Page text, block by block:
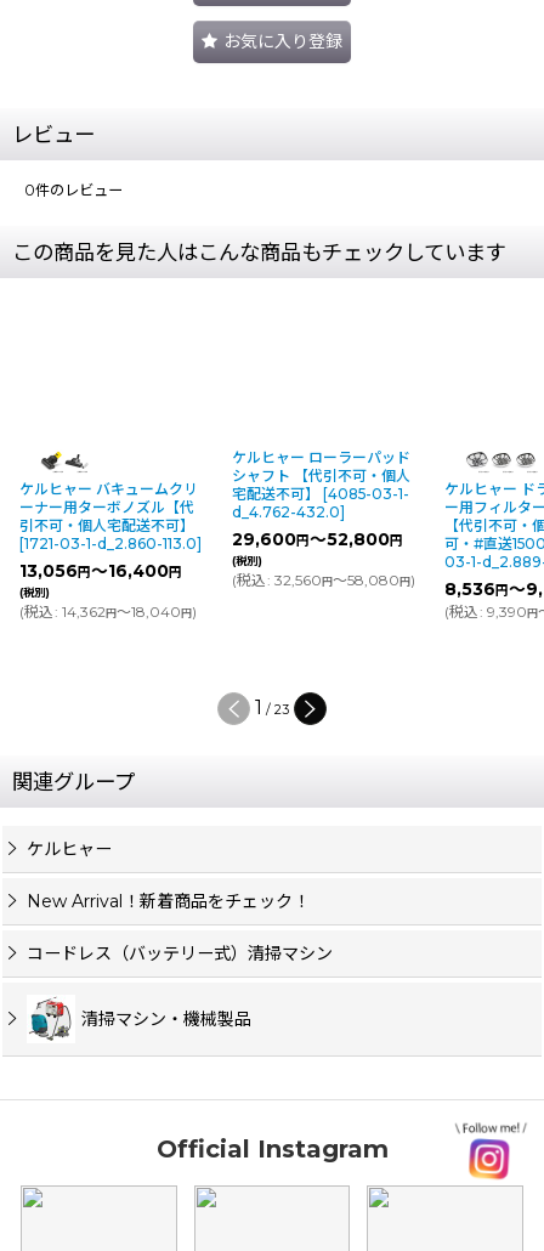
お気に入り登録
レビュー
0件のレビュー
この商品を見た人はこんな商品もチェックしています
バキュームクリ
ーボノズル【代
人宅配送不可】
d_2.860-113.0
～16,400円
円～18,040円)
ケルヒャー ローラーパッド
シャフト 【代引不可・個人
宅配送不可】 [4085-03-1-
d_4.762-432.0]
29,600 ～52,800円
(税込: 32,560円～58,080円)
ケルヒャー ドライクリーナ
ー用フィルターバスケット
【代引不可・個人宅配送不
可・#直送1500円】 [3849-
03-1-d_2.889-099.0]
8,536円 ～9,696円(税別)
円～10,666円)
2 /23
関連グループ
ケルヒャー
New Arrival！新着商品をチェック！
コードレス（バッテリー式）清掃マシン
清掃マシン・機械製品
Official Instagram